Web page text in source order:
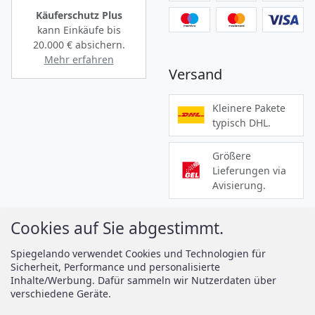
Käuferschutz Plus
kann Einkäufe bis
20.000 €absichern.
Mehr erfahren
Versand
Kleinere Pakete
typisch DHL.
Größere
Lieferungen via
Avisierung.
Informationen
Zahlung
Versand
Services
Montageanleitungen
Cookies auf Sie abgestimmt.
Spiegelando verwendet Cookies und Technologien für
Sicherheit, Performance und personalisierte
Inhalte/Werbung. Dafür sammeln wir Nutzerdaten über
verschiedene Geräte.